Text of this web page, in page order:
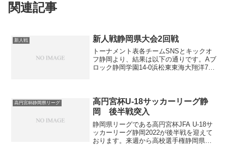
関連記事
新人戦 新人戦静岡県大会2回戦
トーナメント表各チームSNSとキックオ
フ静岡より、結果は以下の通りです。Aブ
ロック静岡学園14-0浜松東東海大翔洋7-1
高円宮杯静岡県リーグ
高円宮杯U-18サッカーリーグ静
岡 後半戦突入
静岡県リーグである高円宮杯JFA U-18サ
ッカーリーグ静岡2022が後半戦を迎えて
おります。来週から高校選手権静岡県大